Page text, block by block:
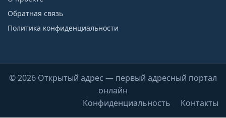
Обратная связь
Политика конфиденциальности
© 2026 Открытый адрес — первый адресный портал
онлайн
Конфиденциальность
Контакты